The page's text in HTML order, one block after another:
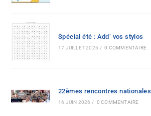
Spécial été : Add’ vos stylos
17 JUILLET 2026 / 0 COMMENTAIRE
22èmes rencontres nationales
16 JUIN 2026 / 0 COMMENTAIRE